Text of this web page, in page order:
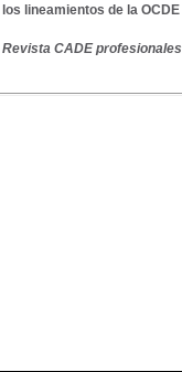
lineamientos de la OCDE
Revista CADE profesionales